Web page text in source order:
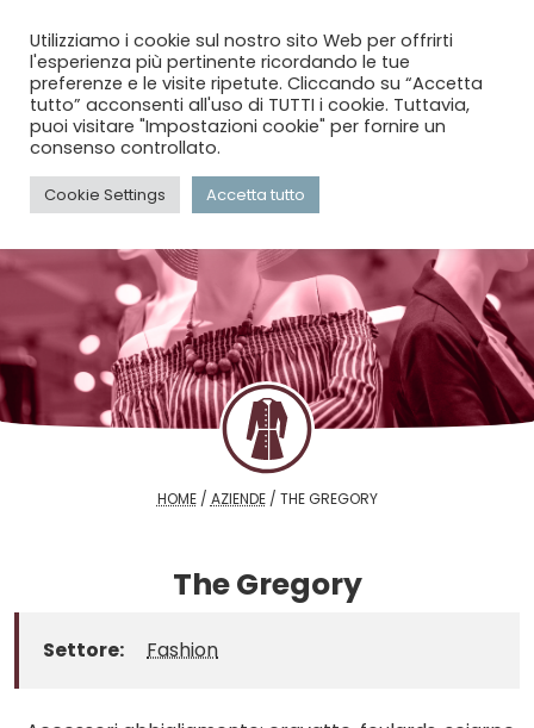
menu
HOME/ AZIENDE/ THE GREGORY
The Gregory
Settore: Fashion
Utilizziamo i cookie sul nostro sito Web per offrirti
l'esperienza più pertinente ricordando le tue
preferenze e le visite ripetute. Cliccando su “Accetta
tutto” acconsenti all'uso di TUTTI i cookie. Tuttavia,
puoi visitare "Impostazioni cookie" per fornire un
consenso controllato.
Cookie Settings Accetta tutto